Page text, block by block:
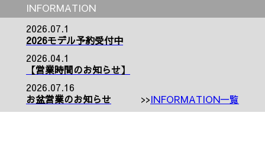
INFORMATION
2026.07.1
2026モデル予約受付中
2026.04.1
【営業時間のお知らせ】
2026.07.16
お盆営業のお知らせ
INFORMATION一覧